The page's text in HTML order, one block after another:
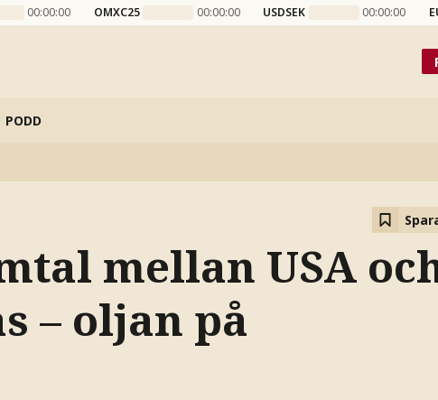
00:00:00 OMXC25 00:00:00 USDSEK 00:00:00
PODD
mellan USA
– oljan på